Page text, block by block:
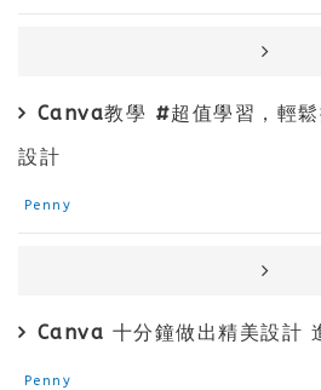
Canva教學 #超值學習，輕
設計
Penny
Canva 十分鐘做出精美設計
Penny